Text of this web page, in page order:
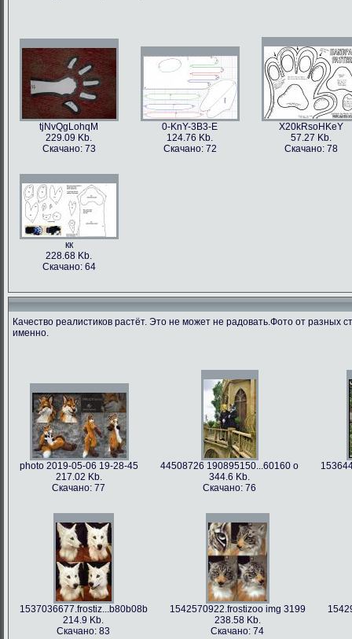
tjNvQgLohqM
229.09 Kb.
Скачано: 73
0-KnY-3B3-E
124.76 Kb.
Скачано: 72
X20kRsoHKeY
57.27 Kb.
Скачано: 78
кк
228.68 Kb.
Скачано: 64
Качество реалистиков растёт. Это не может не радовать.Фото от разных
именно.
photo 2019-05-06 19-28-45
217.02 Kb.
Скачано: 77
44508726 190895150...60160 o
344.6 Kb.
Скачано: 76
1537036677.frostiz...b80b08b
214.9 Kb.
Скачано: 83
1542570922.frostizoo img 3199
238.58 Kb.
Скачано: 74